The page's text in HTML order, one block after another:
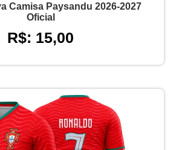
Camisa Paysandu 2026-2027
Oficial
R$: 15,00